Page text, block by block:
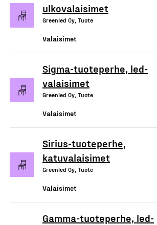
ulkovalaisimet
Greenled Oy, Tuote
Valaisimet
Sigma-tuoteperhe, led-
valaisimet
Greenled Oy, Tuote
Valaisimet
Sirius-tuoteperhe,
katuvalaisimet
Greenled Oy, Tuote
Valaisimet
Gamma-tuoteperhe, led-